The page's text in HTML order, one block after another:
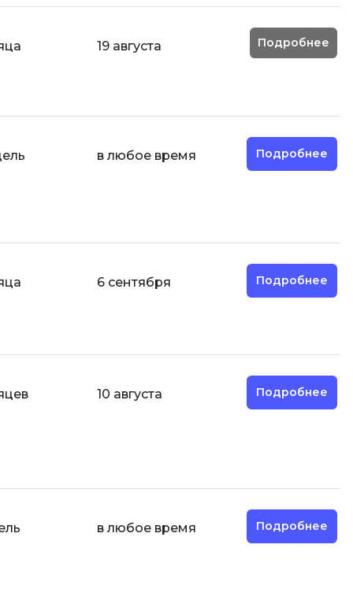
19 августа Подробнее
в любое время Подробнее
6 сентября Подробнее
10 августа Подробнее
в любое время Подробнее
Разработка на языке C и C++
Разработка на языке Swift
Создание интернет магазина
Создание сайтов
Создание чат-ботов
У
Ф
Фреймворк Angular
Фреймворк Django